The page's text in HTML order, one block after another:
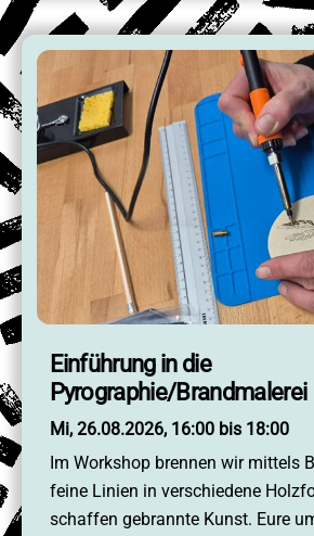
Einführung in die
Pyrographie/Brandmalerei
Mi, 26.08.2026, 16:00 bis 18:00
Im Workshop brennen wir mittels
feine Linien in verschiedene
schaffen gebrannte Kunst. Eure